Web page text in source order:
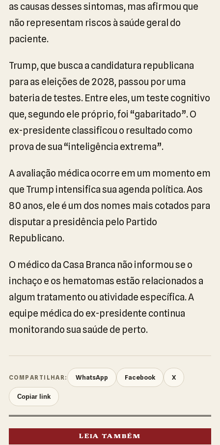
as causas desses sintomas, mas afirmou que
não representam riscos à saúde geral do
paciente.
Trump, que busca a candidatura republicana
para as eleições de 2028, passou por uma
bateria de testes. Entre eles, um teste cognitivo
que, segundo ele próprio, foi “gabaritado”. O
ex-presidente classificou o resultado como
prova de sua “inteligência extrema”.
A avaliação médica ocorre em um momento em
que Trump intensifica sua agenda política. Aos
80 anos, ele é um dos nomes mais cotados para
disputar a presidência pelo Partido
Republicano.
O médico da Casa Branca não informou se o
inchaço e os hematomas estão relacionados a
algum tratamento ou atividade específica. A
equipe médica do ex-presidente continua
monitorando sua saúde de perto.
COMPARTILHAR: WhatsApp Facebook X
Copiar link
LEIA TAMBÉM